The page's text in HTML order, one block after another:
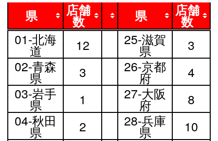
県 店舗
数 県 店舗
数
県
店舗
数
県 店舗
数
01-北海
道 12 25-滋賀
県
3
02-青森
県 3 26-京都
府
4
03-岩手
県 1 27-大阪
府
8
04-秋田
県 2 28-兵庫
県
10